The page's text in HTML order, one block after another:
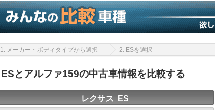
1. メーカー・ボディタイプから選択 2. ESを選択
ESとアルファ159の中古車情報を比較する
レクサス ES